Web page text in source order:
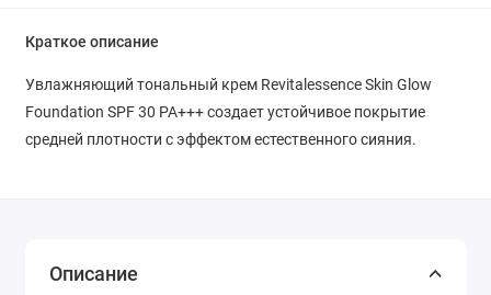
Краткое описание
Увлажняющий тональный крем Revitalessence Skin Glow
Foundation SPF 30 PA+++ создает устойчивое покрытие
средней плотности с эффектом естественного сияния.
Описание